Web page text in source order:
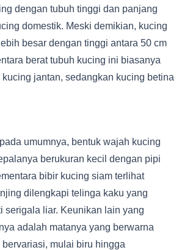
dengan tubuh tinggi dan panjang
domestik. Meski demikian, kucing
besar dengan tinggi antara 50 cm
berat tubuh kucing ini biasanya
jantan, sedangkan kucing betina
umumnya, bentuk wajah kucing
berukuran kecil dengan pipi
bibir kucing siam terlihat
dilengkapi telinga kaku yang
serigala liar. Keunikan lain yang
adalah matanya yang berwarna
mulai biru hingga